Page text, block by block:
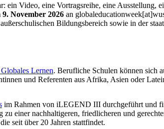
Video, eine Vortragsreihe, eine Ausstellung,
9. November 2026 an
Bildungsbereich sowie in der
Lernen. Berufliche Schulen können sich
und Referenten aus Afrika, Asien oder
im Rahmen von iLEGEND III durchgeführt und
einer nachhaltigeren, friedlicheren und
seit über 20 Jahren stattfindet.